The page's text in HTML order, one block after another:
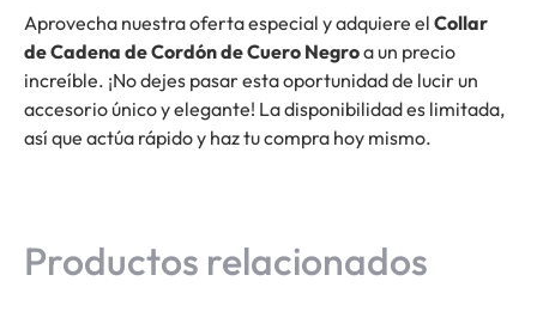
Aprovecha nuestra oferta especial y adquiere el Collar
de Cadena de Cordón de Cuero Negroa un precio
increíble. ¡No dejes pasar esta oportunidad de lucir un
accesorio único y elegante! La disponibilidad es limitada,
así que actúa rápido y haz tu compra hoy mismo.
Productos relacionados